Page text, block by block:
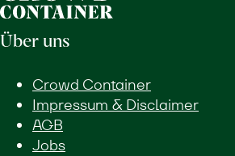
Über uns
Crowd Container
Impressum & Disclaimer
AGB
Jobs